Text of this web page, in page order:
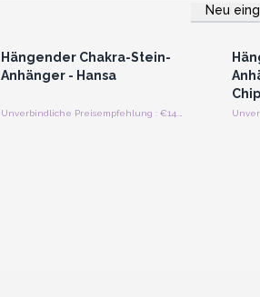
Neu
Hängender Chakra-Stein-
Anhänger - Hansa